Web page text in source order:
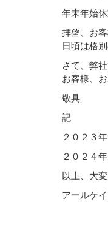
年末年始
拝啓、お
日頃は格
さて、弊
お客様、
敬具
記
２０２３
２０２４
以上、大
アールケ